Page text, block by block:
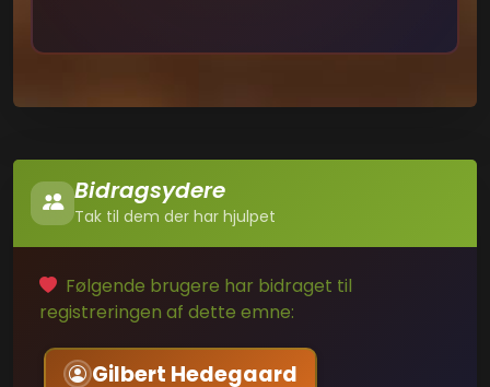
Bidragsydere
Tak til dem der har hjulpet
Følgende brugere har bidraget til
registreringen af dette emne:
Gilbert Hedegaard